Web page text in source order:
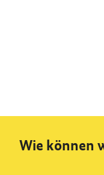
Wie können